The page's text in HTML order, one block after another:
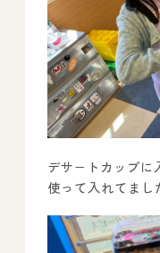
デサ−トカップに
使って入れてまし